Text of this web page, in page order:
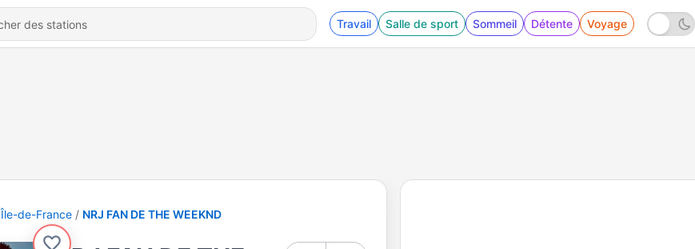
Travail Salle de sport Sommeil Détente Voyage
Île-de-France NRJ FAN DE THE WEEKND